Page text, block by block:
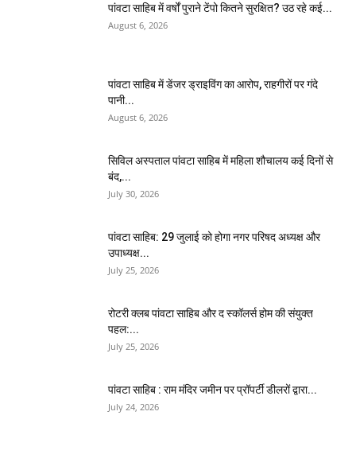
पांवटा साहिब में वर्षों पुराने टेंपो कितने सुरक्षित? उठ रहे कई...
August 6, 2026
पांवटा साहिब में डेंजर ड्राइविंग का आरोप, राहगीरों पर गंदे
पानी...
August 6, 2026
सिविल अस्पताल पांवटा साहिब में महिला शौचालय कई दिनों से
बंद,...
July 30, 2026
पांवटा साहिब: 29 जुलाई को होगा नगर परिषद अध्यक्ष और
उपाध्यक्ष...
July 25, 2026
​रोटरी क्लब पांवटा साहिब और द स्कॉलर्स होम की संयुक्त
पहल:...
July 25, 2026
पांवटा साहिब : राम मंदिर जमीन पर प्रॉपर्टी डीलरों द्वारा...
July 24, 2026